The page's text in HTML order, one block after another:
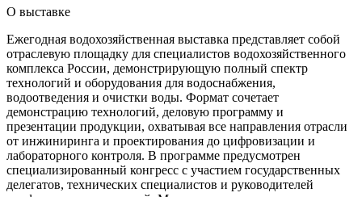
О выставке
Ежегодная водохозяйственная выставка представляет собой
отраслевую площадку для специалистов водохозяйственного
комплекса России, демонстрирующую полный спектр
технологий и оборудования для водоснабжения,
водоотведения и очистки воды. Формат сочетает
демонстрацию технологий, деловую программу и
презентации продукции, охватывая все направления отрасли
от инжиниринга и проектирования до цифровизации и
лабораторного контроля. В программе предусмотрен
специализированный конгресс с участием государственных
делегатов, технических специалистов и руководителей